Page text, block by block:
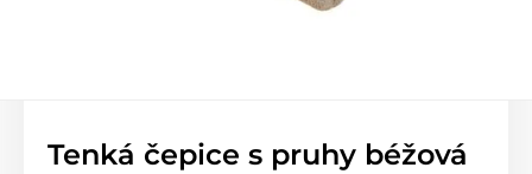
Tenká čepice s pruhy béžová